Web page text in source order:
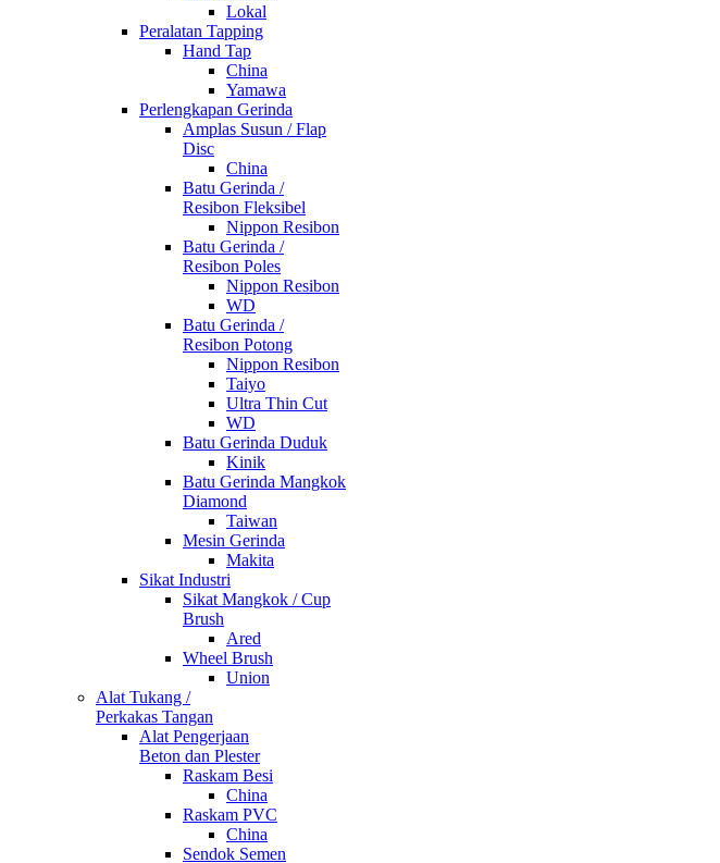
Lokal
Peralatan Tapping
Hand Tap
China
Yamawa
Perlengkapan Gerinda
Amplas Susun / Flap
Disc
China
Batu Gerinda /
Resibon Fleksibel
Nippon Resibon
Batu Gerinda /
Resibon Poles
Nippon Resibon
WD
Batu Gerinda /
Resibon Potong
Nippon Resibon
Taiyo
Ultra Thin Cut
WD
Batu Gerinda Duduk
Kinik
Batu Gerinda Mangkok
Diamond
Taiwan
Mesin Gerinda
Makita
Sikat Industri
Sikat Mangkok / Cup
Brush
Ared
Wheel Brush
Union
Alat Tukang /
Perkakas Tangan
Alat Pengerjaan
Beton dan Plester
Raskam Besi
China
Raskam PVC
China
Sendok Semen